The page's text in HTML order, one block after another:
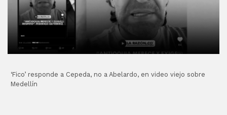
‘Fico’ responde a Cepeda, no a Abelardo, en video viejo sobre
Medellín